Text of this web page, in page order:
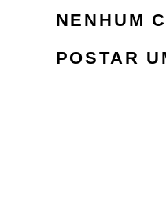
NENHUM
POSTAR